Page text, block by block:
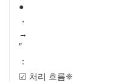
●
，
→
″
：
☑ 처리 흐름❈